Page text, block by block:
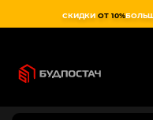
СКИДКИ ОТ 10%